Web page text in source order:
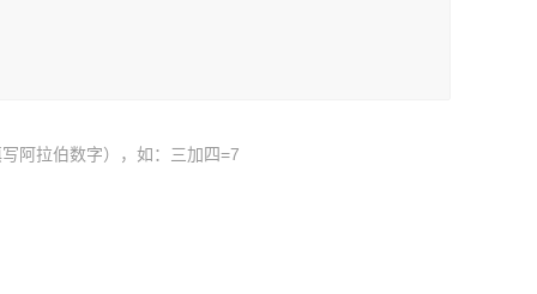
阿拉伯数字），如：三加四=7